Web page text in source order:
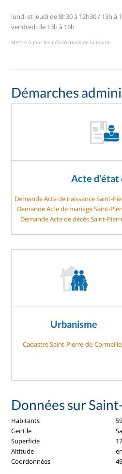
lundi et jeudi de 8h30 à 12h30 / 13h à
vendredi de 13h à 16h
Mettre à jour les informations de la mairie
Démarches
Acte d’état
Demande Acte de naissance Saint-
Demande Acte de mariage Saint-
Demande Acte de décès Saint-
Urbanisme
Cadastre Saint-Pierre-de-
Données sur
Habitants
Gentile
Superficie
Altitude
Coordonnées